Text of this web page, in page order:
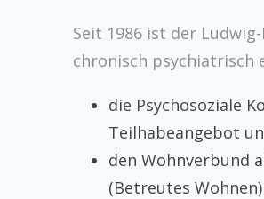
Seit 1986 ist der
chronisch psychiatrisch
die Psychosoziale
Teilhabeangebot
den Wohnverbund
(Betreutes